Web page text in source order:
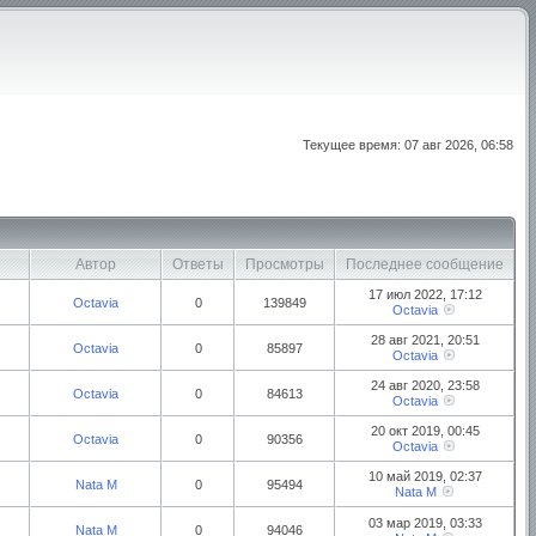
Текущее время: 07 авг 2026, 06:58
Автор Ответы Просмотры Последнее сообщение
Octavia 0 139849
17 июл 2022, 17:12
Octavia
Octavia 0 85897
28 авг 2021, 20:51
Octavia
Octavia 0 84613
24 авг 2020, 23:58
Octavia
Octavia 0 90356
20 окт 2019, 00:45
Octavia
Nata M 0 95494
10 май 2019, 02:37
Nata M
Nata M 0 94046
03 мар 2019, 03:33